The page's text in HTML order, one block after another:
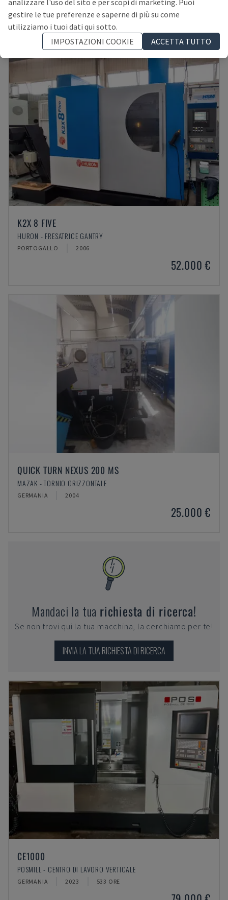
30.000 €
K2X 8 FIVE
HURON - FRESATRICE GANTRY
PORTOGALLO 2006
52.000 €
QUICK TURN NEXUS 200 MS
MAZAK - TORNIO ORIZZONTALE
GERMANIA 2004
25.000 €
Mandaci la tua richiesta di ricerca!
Se non trovi qui la tua macchina, la cerchiamo per te!
INVIA LA TUA RICHIESTA DI RICERCA
CE1000
POSMILL - CENTRO DI LAVORO VERTICALE
GERMANIA 2023 533 ORE
analizzare l'uso del sito e per scopi di marketing. Puoi
gestire le tue preferenze e saperne di più su come
utilizziamo i tuoi dati qui sotto.
IMPOSTAZIONI COOKIE
ACCETTA TUTTO